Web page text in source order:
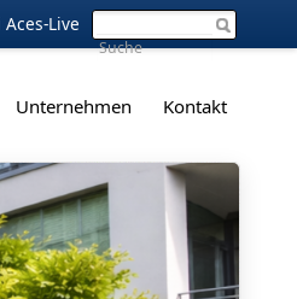
Live
Unternehmen Kontakt